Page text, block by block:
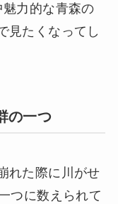
力的な青森の
見たくなってし
の一つ
れた際に川がせ
つに数えられて